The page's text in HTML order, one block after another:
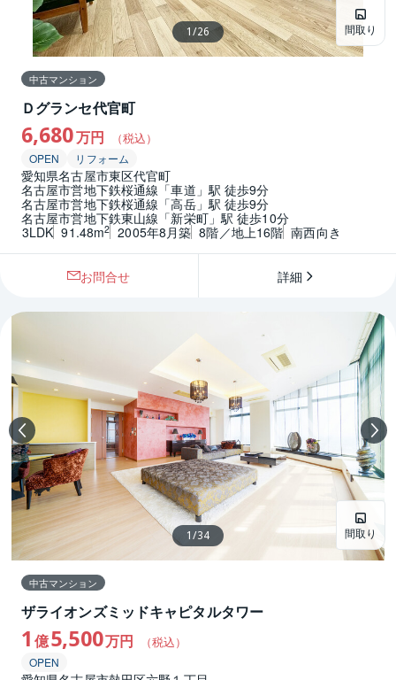
間取り
1/26
中古マンション
Ｄグランセ代官町
6,680万円 （税込）
OPEN リフォーム
愛知県名古屋市東区代官町
名古屋市営地下鉄桜通線「車道」駅 徒歩9分
名古屋市営地下鉄桜通線「高岳」駅 徒歩9分
名古屋市営地下鉄東山線「新栄町」駅 徒歩10分
3LDK 91.48m2 2005年8月築 8階／地上16階 南西向き
お問合せ 詳細
間取り
1/34
中古マンション
ザライオンズミッドキャピタルタワー
1 億5,500万円 （税込）
OPEN